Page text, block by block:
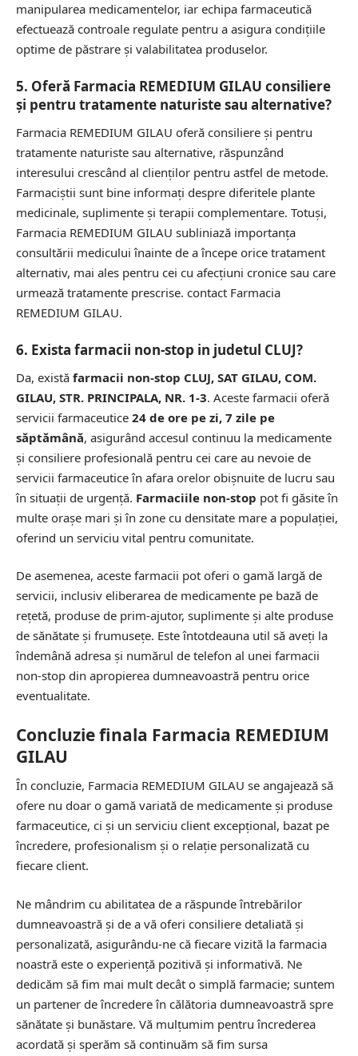
manipularea medicamentelor, iar echipa farmaceutică
efectuează controale regulate pentru a asigura condițiile
optime de păstrare și valabilitatea produselor.
5. Oferă Farmacia REMEDIUM GILAU consiliere
și pentru tratamente naturiste sau alternative?
Farmacia REMEDIUM GILAU oferă consiliere și pentru
tratamente naturiste sau alternative, răspunzând
interesului crescând al clienților pentru astfel de metode.
Farmaciștii sunt bine informați despre diferitele plante
medicinale, suplimente și terapii complementare. Totuși,
Farmacia REMEDIUM GILAU subliniază importanța
consultării medicului înainte de a începe orice tratament
alternativ, mai ales pentru cei cu afecțiuni cronice sau care
urmează tratamente prescrise. contact Farmacia
REMEDIUM GILAU.
6. Exista farmacii non-stop in judetul CLUJ?
Da, există farmacii non-stop CLUJ, SAT GILAU, COM.
GILAU, STR. PRINCIPALA, NR. 1-3. Aceste farmacii oferă
servicii farmaceutice 24 de ore pe zi, 7 zile pe
săptămână, asigurând accesul continuu la medicamente
și consiliere profesională pentru cei care au nevoie de
servicii farmaceutice în afara orelor obișnuite de lucru sau
în situații de urgență. Farmaciile non-stop pot fi găsite în
multe orașe mari și în zone cu densitate mare a populației,
oferind un serviciu vital pentru comunitate.
De asemenea, aceste farmacii pot oferi o gamă largă de
servicii, inclusiv eliberarea de medicamente pe bază de
rețetă, produse de prim-ajutor, suplimente și alte produse
de sănătate și frumusețe. Este întotdeauna util să aveți la
îndemână adresa și numărul de telefon al unei farmacii
non-stop din apropierea dumneavoastră pentru orice
eventualitate.
Concluzie finala Farmacia REMEDIUM
GILAU
În concluzie, Farmacia REMEDIUM GILAU se angajează să
ofere nu doar o gamă variată de medicamente și produse
farmaceutice, ci și un serviciu client excepțional, bazat pe
încredere, profesionalism și o relație personalizată cu
fiecare client.
Ne mândrim cu abilitatea de a răspunde întrebărilor
dumneavoastră și de a vă oferi consiliere detaliată și
personalizată, asigurându-ne că fiecare vizită la farmacia
noastră este o experiență pozitivă și informativă. Ne
dedicăm să fim mai mult decât o simplă farmacie; suntem
un partener de încredere în călătoria dumneavoastră spre
sănătate și bunăstare. Vă mulțumim pentru încrederea
acordată și sperăm să continuăm să fim sursa